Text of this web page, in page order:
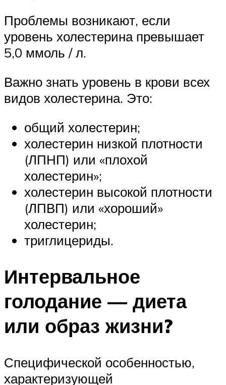
Проблемы возникают, если
уровень холестерина превышает
5,0 ммоль / л.
Важно знать уровень в крови всех
видов холестерина. Это:
общий холестерин;
холестерин низкой плотности
(ЛПНП) или «плохой
холестерин»;
холестерин высокой плотности
(ЛПВП) или «хороший»
холестерин;
триглицериды.
Интервальное
голодание — диета
или образ жизни?
Специфической особенностью,
характеризующей